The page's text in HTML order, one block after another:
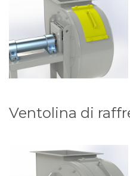
Ventolina di